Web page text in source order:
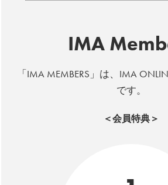
IMA
「IMA MEMBERS」は、IMA
です。
＜会員特典＞